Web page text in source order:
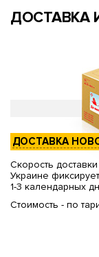
ДОСТАВКА
ДОСТАВКА
Скорость
Украине
1-3 календарных
Стоимость - по